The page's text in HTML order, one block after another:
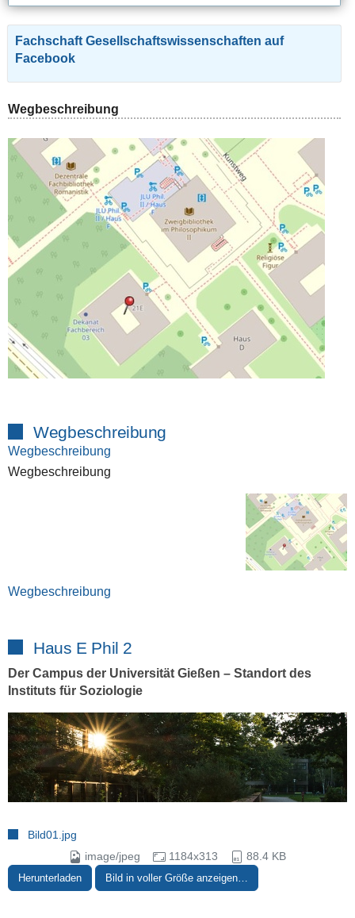
Fachschaft Gesellschaftswissenschaften auf
Facebook
Wegbeschreibung
Wegbeschreibung
Wegbeschreibung
Wegbeschreibung
Wegbeschreibung
Haus E Phil 2
Der Campus der Universität Gießen – Standort des
Instituts für Soziologie
Bild01.jpg
image/jpeg
1184x313 88.4 KB
Herunterladen Bild in voller Größe anzeigen…